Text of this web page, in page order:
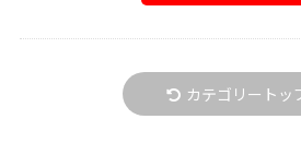
カテゴリートッ